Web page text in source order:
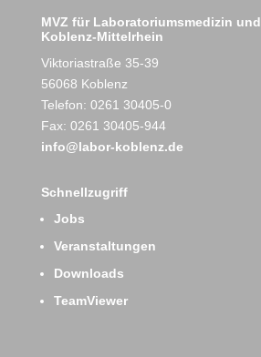
MVZ für Laboratoriumsmedizin
Koblenz-Mittelrhein
Viktoriastraße 35-39
56068 Koblenz
Telefon: 0261 30405-0
Fax: 0261 30405-944
info@labor-koblenz.de
Schnellzugriff
Jobs
Veranstaltungen
Downloads
TeamViewer